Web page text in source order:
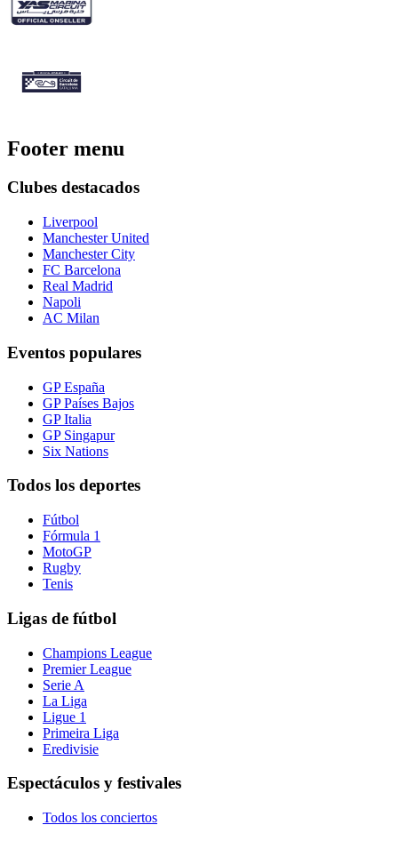
Footer menu
Clubes destacados
Liverpool
Manchester United
Manchester City
FC Barcelona
Real Madrid
Napoli
AC Milan
Eventos populares
GP España
GP Países Bajos
GP Italia
GP Singapur
Six Nations
Todos los deportes
Fútbol
Fórmula 1
MotoGP
Rugby
Tenis
Ligas de fútbol
Champions League
Premier League
Serie A
La Liga
Ligue 1
Primeira Liga
Eredivisie
Espectáculos y festivales
Todos los conciertos